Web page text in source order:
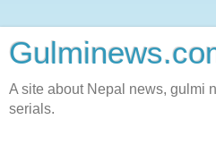
A site about Nepal news, gulmi
serials.